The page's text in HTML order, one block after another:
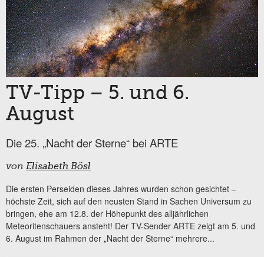
TV-Tipp – 5. und 6.
August
Die 25. „Nacht der Sterne“ bei ARTE
von Elisabeth Bösl
Die ersten Perseiden dieses Jahres wurden schon gesichtet –
höchste Zeit, sich auf den neusten Stand in Sachen Universum zu
bringen, ehe am 12.8. der Höhepunkt des alljährlichen
Meteoritenschauers ansteht! Der TV-Sender ARTE zeigt am 5. und
6. August im Rahmen der „Nacht der Sterne“ mehrere...